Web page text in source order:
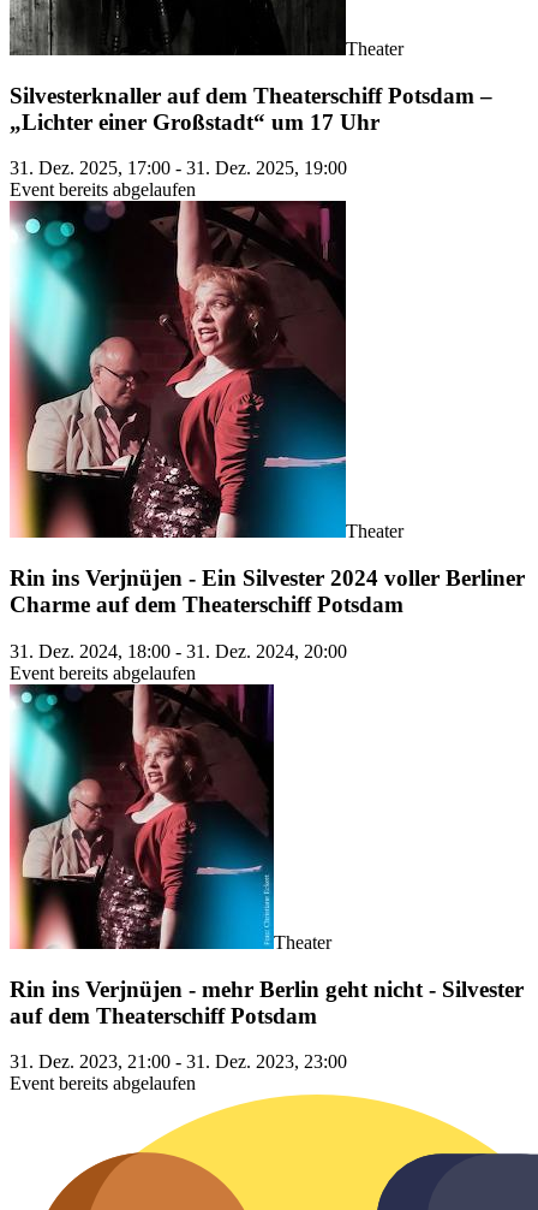
Theater
Silvesterknaller auf dem Theaterschiff Potsdam –
„Lichter einer Großstadt“ um 17 Uhr
31. Dez. 2025, 17:00 - 31. Dez. 2025, 19:00
Event bereits abgelaufen
Theater
Rin ins Verjnüjen - Ein Silvester 2024 voller Berliner
Charme auf dem Theaterschiff Potsdam
31. Dez. 2024, 18:00 - 31. Dez. 2024, 20:00
Event bereits abgelaufen
Theater
Rin ins Verjnüjen - mehr Berlin geht nicht - Silvester
auf dem Theaterschiff Potsdam
31. Dez. 2023, 21:00 - 31. Dez. 2023, 23:00
Event bereits abgelaufen